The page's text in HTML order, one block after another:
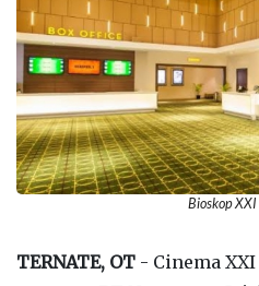
Bioskop XXI
TERNATE, OT - Cinema